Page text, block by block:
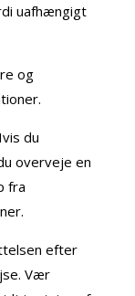
uafhængigt
og
du
overveje en
fra
efter
Vær